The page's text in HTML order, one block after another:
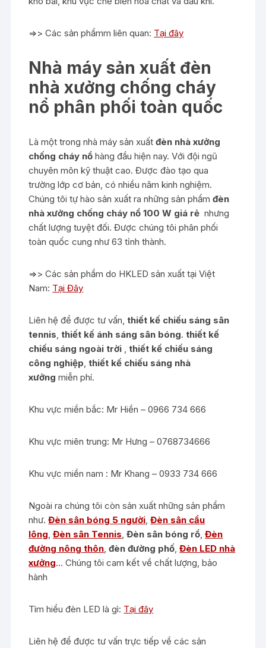
=>> Các sản phẩmm liên quan: Tại đây
Nhà máy sản xuất đèn
nhà xưởng chống cháy
nổ phân phối toàn quốc
Là một trong nhà máy sản xuấtđèn nhà xưởng
chống cháy nổ hàng đầu hiện nay. Với đội ngũ
chuyên môn kỹ thuật cao. Được đào tạo qua
trường lớp cơ bản, có nhiều năm kinh nghiệm.
Chúng tôi tự hào sản xuất ra những sản phẩmđèn
nhà xưởng chống cháy nổ 100 W giá rẻnhưng
chất lượng tuyệt đối. Được chúng tôi phân phối
toàn quốc cung như 63 tỉnh thành.
=>> Các sản phẩm do HKLED sản xuất tại Việt
Nam: Tại Đây
Liên hệ để được tư vấn,thiết kế chiếu sáng sân
tennis,thiết kế ánh sáng sân bóng.thiết kế
chiếu sáng ngoài trời ,thiết kế chiếu sáng
công nghiệp,thiết kế chiếu sáng nhà
xưởng miễn phí.
Khu vực miền bắc: Mr Hiền – 0966 734 666
Khu vực miên trung: Mr Hưng – 0768734666
Khu vực miền nam : Mr Khang – 0933 734 666
Ngoài ra chúng tôi còn sản xuất những sản phẩm
như.Đèn sân bóng 5 người,Đèn sân cầu
lông,Đèn sân Tennis,Đèn sân bóng rổ,Đèn
đường nông thôn,đèn đường phố,Đèn LED nhà
xưởng… Chúng tôi cam kết về chất lượng, bảo
hành
Tìm hiểu đèn LED là gì: Tại đây
Liên hệ để được tư vấn trực tiếp về các sản